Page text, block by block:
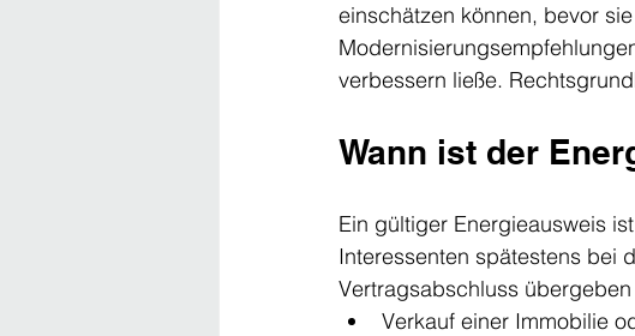
einschätzen können, bevor
verbessern ließe.
Wann ist der
Ein gültiger Energieausweis
Interessenten spätestens bei
Vertragsabschluss
Verkauf einer Immobilie